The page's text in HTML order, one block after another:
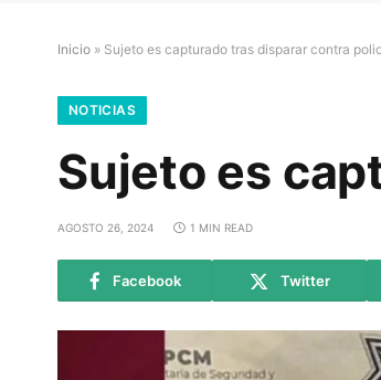
Inicio » Sujeto es capturado tras disparar contra
NOTICIAS
Sujeto es
AGOSTO 26, 2024 1 MIN READ
Facebook Twitter